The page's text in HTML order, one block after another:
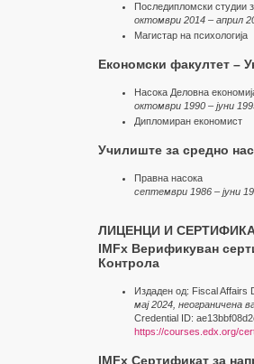
Последипломски студии
октомври 2014 – април
Магистар на психологија
Економски факултет –
Насока Деловна
октомври 1990 – јуни
Дипломиран економист
Училиште за средно
Правна насока
септември 1986 – јуни
ЛИЦЕНЦИ И
IMFx Верификуван
Контрола
Издаден од: Fiscal Affairs
мај 2024, неограничена
Credential ID:
https://courses.edx.org/
IMFx Сертификат за